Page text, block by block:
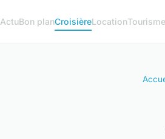
ActuBon planCroisièreLocationTourisme